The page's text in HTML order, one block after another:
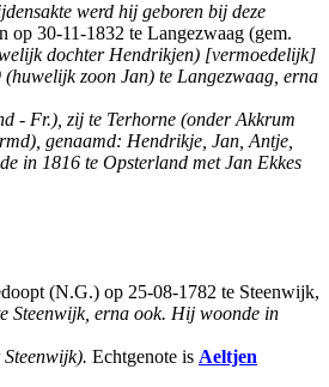
werd hij geboren bij deze
op 30-11-1832 te Langezwaag (gem.
dochter Hendrikjen) [vermoedelijk]
zoon Jan) te Langezwaag, erna
- Fr.), zij te Terhorne (onder Akkrum
genaamd: Hendrikje, Jan, Antje,
in 1816 te Opsterland met Jan Ekkes
(N.G.) op 25-08-1782 te Steenwijk,
Steenwijk, erna ook. Hij woonde in
Echtgenote is Aeltjen